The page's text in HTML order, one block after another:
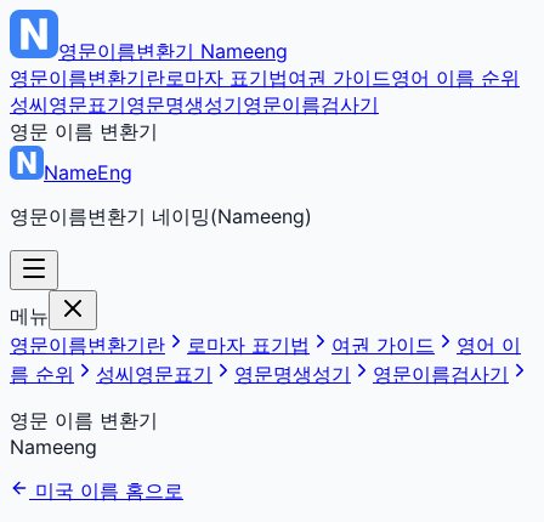
영문이름변환기 Nameeng
영문이름변환기란로마자 표기법여권 가이드영어 이름 순위
성씨영문표기영문명생성기영문이름검사기
영문 이름 변환기
NameEng
영문이름변환기 네이밍(Nameeng)
메뉴
영문이름변환기란
로마자 표기법 여권 가이드
영어 이
름 순위
성씨영문표기 영문명생성기
영문이름검사기
영문 이름 변환기
Nameeng
미국 이름 홈으로